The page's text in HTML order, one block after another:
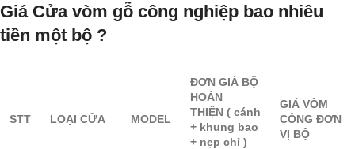
Giá Cửa vòm gỗ công nghiệp bao nhiêu
tiền một bộ ?
STT LOẠI CỬA MODEL
ĐƠN GIÁ BỘ
HOÀN
THIỆN ( cánh
+ khung bao
+ nẹp chỉ )
GIÁ VÒM
CÔNG ĐƠN
VỊ BỘ